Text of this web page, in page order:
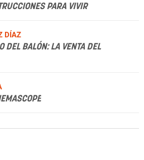
PARA VIVIR
DÍAZ
DEL BALÓN: LA VENTA DEL